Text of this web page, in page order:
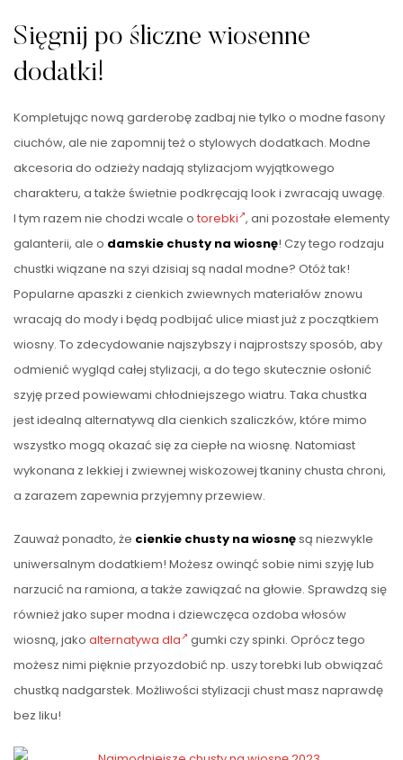
Sięgnij po śliczne wiosenne
dodatki!
Kompletując nową garderobę zadbaj nie tylko o modne fasony
ciuchów, ale nie zapomnij też o stylowych dodatkach. Modne
akcesoria do odzieży nadają stylizacjom wyjątkowego
charakteru, a także świetnie podkręcają look i zwracają uwagę.
I tym razem nie chodzi wcale o torebki , ani pozostałe elementy
galanterii, ale o damskie chusty na wiosnę! Czy tego rodzaju
chustki wiązane na szyi dzisiaj są nadal modne? Otóż tak!
Popularne apaszki z cienkich zwiewnych materiałów znowu
wracają do mody i będą podbijać ulice miast już z początkiem
wiosny. To zdecydowanie najszybszy i najprostszy sposób, aby
odmienić wygląd całej stylizacji, a do tego skutecznie osłonić
szyję przed powiewami chłodniejszego wiatru. Taka chustka
jest idealną alternatywą dla cienkich szaliczków, które mimo
wszystko mogą okazać się za ciepłe na wiosnę. Natomiast
wykonana z lekkiej i zwiewnej wiskozowej tkaniny chusta chroni,
a zarazem zapewnia przyjemny przewiew.
Zauważ ponadto, że cienkie chusty na wiosnęsą niezwykle
uniwersalnym dodatkiem! Możesz owinąć sobie nimi szyję lub
narzucić na ramiona, a także zawiązać na głowie. Sprawdzą się
również jako super modna i dziewczęca ozdoba włosów
wiosną, jako alternatywa dla
gumki czy spinki. Oprócz tego
możesz nimi pięknie przyozdobić np. uszy torebki lub obwiązać
chustką nadgarstek. Możliwości stylizacji chust masz naprawdę
bez liku!